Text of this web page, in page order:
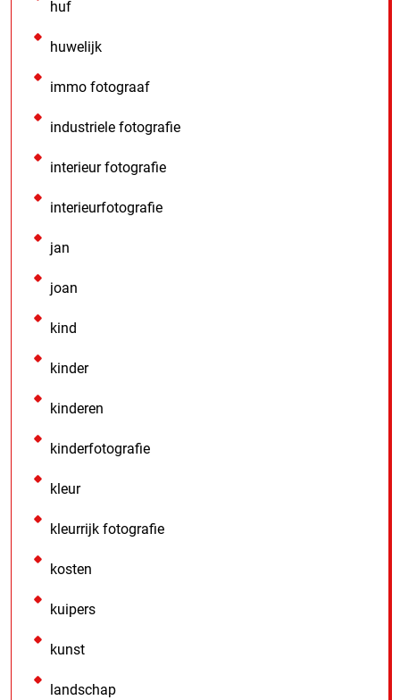
huf
huwelijk
immo fotograaf
industriele fotografie
interieur fotografie
interieurfotografie
jan
joan
kind
kinder
kinderen
kinderfotografie
kleur
kleurrijk fotografie
kosten
kuipers
kunst
landschap